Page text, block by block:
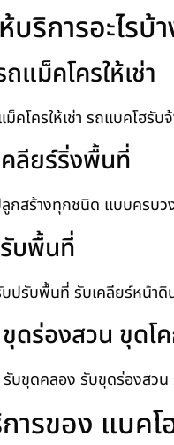
ริการอะไรบ้
แม็คโครให้เช่า
ม็คโครให้เช่า รถแบคโฮ
ลียร์ริ่งพื้นที่
กสร้างทุกชนิด แบบครบ
บพื้นที่
รับพื้นที่ รับเคลียร์หน้าดิ
ดร่องสวน ขุดโ
บขุดคลอง รับขุดร่องสว
ารของ แบค